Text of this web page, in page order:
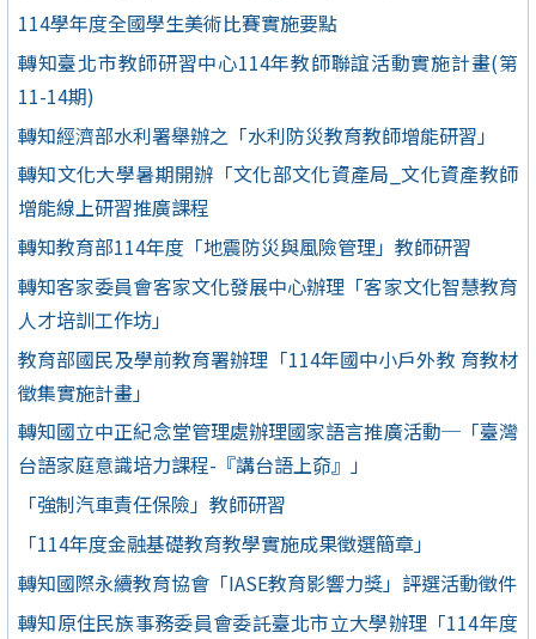
114學年度全國學生美術比賽實施要點
轉知臺北市教師研習中心114年教師聯誼活動實施計畫(第
11-14期)
轉知經濟部水利署舉辦之「水利防災教育教師增能研習」
轉知文化大學暑期開辦「文化部文化資產局_文化資產教師
增能線上研習推廣課程
轉知教育部114年度「地震防災與風險管理」教師研習
轉知客家委員會客家文化發展中心辦理「客家文化智慧教育
人才培訓工作坊」
教育部國民及學前教育署辦理「114年國中小戶外教 育教材
徵集實施計畫」
轉知國立中正紀念堂管理處辦理國家語言推廣活動─「臺灣
台語家庭意識培力課程-『講台語上奅』」
「強制汽車責任保險」教師研習
「114年度金融基礎教育教學實施成果徵選簡章」
轉知國際永續教育協會「IASE教育影響力獎」評選活動徵件
轉知原住民族事務委員會委託臺北市立大學辦理「114年度